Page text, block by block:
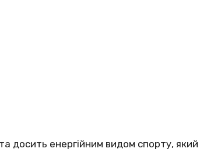
досить енергійним видом спорту,